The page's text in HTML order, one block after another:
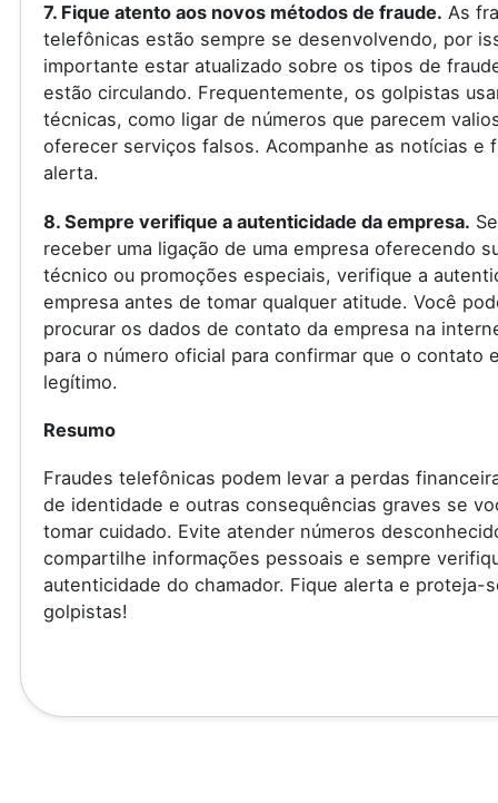
7. Fique atento aos novos métodos de fraude. As
telefônicas estão sempre se desenvolvendo, por
importante estar atualizado sobre os tipos de
estão circulando. Frequentemente, os golpistas
técnicas, como ligar de números que parecem
oferecer serviços falsos. Acompanhe as notícias e
alerta.
8. Sempre verifique a autenticidade da empresa.
receber uma ligação de uma empresa oferecendo
técnico ou promoções especiais, verifique a
empresa antes de tomar qualquer atitude. Você
procurar os dados de contato da empresa na
para o número oficial para confirmar que o contato
legítimo.
Resumo
Fraudes telefônicas podem levar a perdas
de identidade e outras consequências graves se
tomar cuidado. Evite atender números
compartilhe informações pessoais e sempre
autenticidade do chamador. Fique alerta e proteja-
golpistas!